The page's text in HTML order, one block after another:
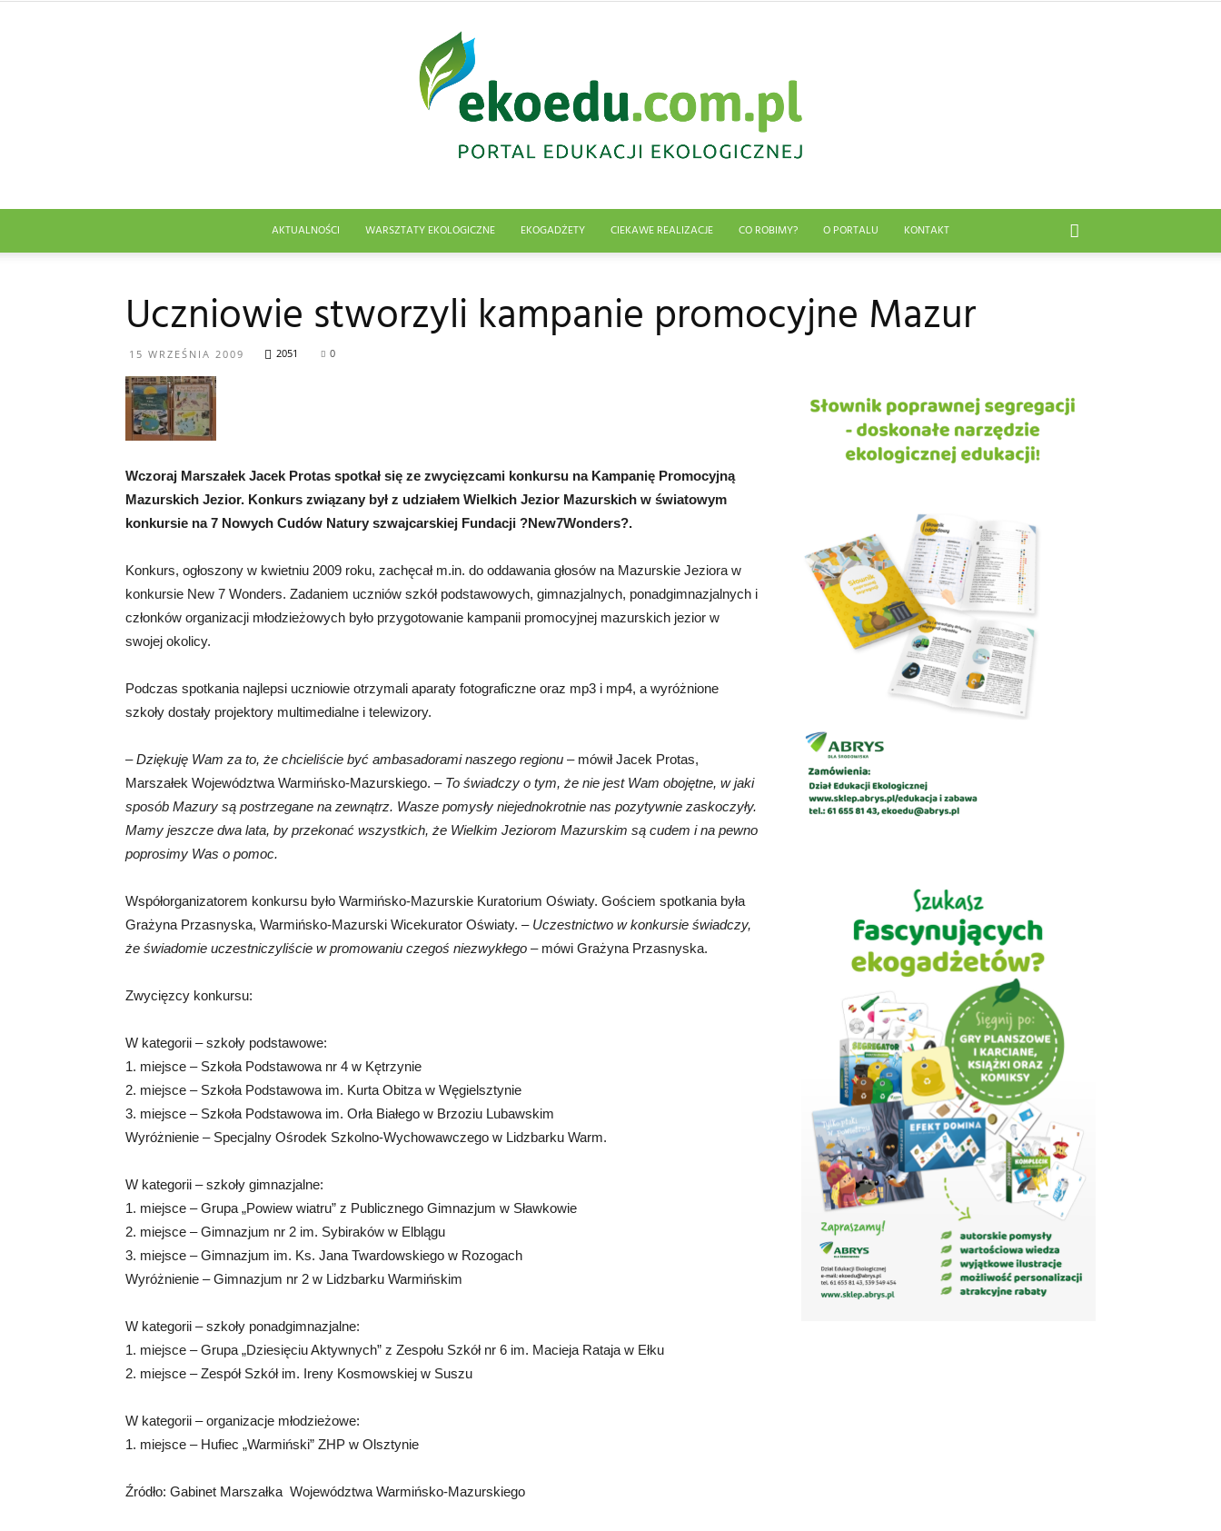
Abrys
AKTUALNOŚCI WARSZTATY EKOLOGICZNE EKOGADŻETY CIEKAWE REALIZACJE CO ROBIMY? O PORTALU KONTAKT
Uczniowie stworzyli kampanie promocyjne Mazur
15 WRZEŚNIA 2009 2051 0
Wczoraj Marszałek Jacek Protas spotkał się ze zwycięzcami konkursu na Kampanię Promocyjną
Mazurskich Jezior. Konkurs związany był z udziałem Wielkich Jezior Mazurskich w światowym
konkursie na 7 Nowych Cudów Natury szwajcarskiej Fundacji ?New7Wonders?.
Konkurs, ogłoszony w kwietniu 2009 roku, zachęcał m.in. do oddawania głosów na Mazurskie Jeziora w
konkursie New 7 Wonders. Zadaniem uczniów szkół podstawowych, gimnazjalnych, ponadgimnazjalnych i
członków organizacji młodzieżowych było przygotowanie kampanii promocyjnej mazurskich jezior w
swojej okolicy.
Podczas spotkania najlepsi uczniowie otrzymali aparaty fotograficzne oraz mp3 i mp4, a wyróżnione
szkoły dostały projektory multimedialne i telewizory.
–Dziękuję Wam za to, że chcieliście być ambasadorami naszego regionu – mówił Jacek Protas,
Marszałek Województwa Warmińsko-Mazurskiego. – To świadczy o tym, że nie jest Wam obojętne, w jaki
sposób Mazury są postrzegane na zewnątrz. Wasze pomysły niejednokrotnie nas pozytywnie zaskoczyły.
Mamy jeszcze dwa lata, by przekonać wszystkich, że Wielkim Jeziorom Mazurskim są cudem i na pewno
poprosimy Was o pomoc.
Współorganizatorem konkursu było Warmińsko-Mazurskie Kuratorium Oświaty. Gościem spotkania była
Grażyna Przasnyska, Warmińsko-Mazurski Wicekurator Oświaty. – Uczestnictwo w konkursie świadczy,
że świadomie uczestniczyliście w promowaniu czegoś niezwykłego – mówi Grażyna Przasnyska.
Zwycięzcy konkursu:
W kategorii – szkoły podstawowe:
1. miejsce – Szkoła Podstawowa nr 4 w Kętrzynie
2. miejsce – Szkoła Podstawowa im. Kurta Obitza w Węgielsztynie
3. miejsce – Szkoła Podstawowa im. Orła Białego w Brzoziu Lubawskim
Wyróżnienie – Specjalny Ośrodek Szkolno-Wychowawczego w Lidzbarku Warm.
W kategorii – szkoły gimnazjalne:
1. miejsce – Grupa „Powiew wiatru” z Publicznego Gimnazjum w Sławkowie
2. miejsce – Gimnazjum nr 2 im. Sybiraków w Elblągu
3. miejsce – Gimnazjum im. Ks. Jana Twardowskiego w Rozogach
Wyróżnienie – Gimnazjum nr 2 w Lidzbarku Warmińskim
W kategorii – szkoły ponadgimnazjalne:
1. miejsce – Grupa „Dziesięciu Aktywnych” z Zespołu Szkół nr 6 im. Macieja Rataja w Ełku
2. miejsce – Zespół Szkół im. Ireny Kosmowskiej w Suszu
W kategorii – organizacje młodzieżowe:
1. miejsce – Hufiec „Warmiński” ZHP w Olsztynie
Źródło: Gabinet Marszałka Województwa Warmińsko-Mazurskiego